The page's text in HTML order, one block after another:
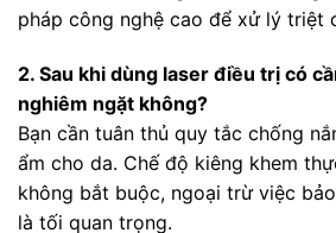
pháp công nghệ cao để xử lý triệt
2. Sau khi dùng laser điều trị có
nghiêm ngặt không?
Bạn cần tuân thủ quy tắc chống
ẩm cho da. Chế độ kiêng khem
không bắt buộc, ngoại trừ việc
là tối quan trọng.